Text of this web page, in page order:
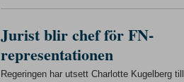
Jurist blir chef för FN-
representationen
Regeringen har utsett Charlotte Kugelberg till